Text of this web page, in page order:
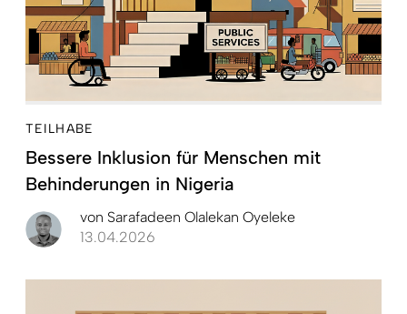
TEILHABE
Bessere Inklusion für Menschen mit
Behinderungen in Nigeria
von Sarafadeen Olalekan Oyeleke
13.04.2026